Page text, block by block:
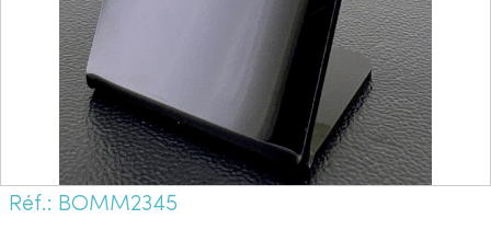
Réf.: BOMM2345